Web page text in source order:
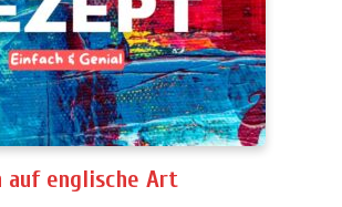
auf englische Art